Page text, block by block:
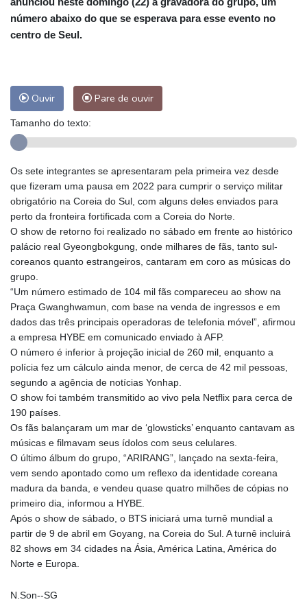
número abaixo do que se esperava para esse evento no
centro de Seul.
Ouvir Pare de ouvir
Tamanho do texto:
Os sete integrantes se apresentaram pela primeira vez desde
que fizeram uma pausa em 2022 para cumprir o serviço militar
obrigatório na Coreia do Sul, com alguns deles enviados para
perto da fronteira fortificada com a Coreia do Norte.
O show de retorno foi realizado no sábado em frente ao histórico
palácio real Gyeongbokgung, onde milhares de fãs, tanto sul-
coreanos quanto estrangeiros, cantaram em coro as músicas do
grupo.
“Um número estimado de 104 mil fãs compareceu ao show na
Praça Gwanghwamun, com base na venda de ingressos e em
dados das três principais operadoras de telefonia móvel”, afirmou
a empresa HYBE em comunicado enviado à AFP.
O número é inferior à projeção inicial de 260 mil, enquanto a
polícia fez um cálculo ainda menor, de cerca de 42 mil pessoas,
segundo a agência de notícias Yonhap.
O show foi também transmitido ao vivo pela Netflix para cerca de
190 países.
Os fãs balançaram um mar de ‘glowsticks’ enquanto cantavam as
músicas e filmavam seus ídolos com seus celulares.
O último álbum do grupo, “ARIRANG”, lançado na sexta-feira,
vem sendo apontado como um reflexo da identidade coreana
madura da banda, e vendeu quase quatro milhões de cópias no
primeiro dia, informou a HYBE.
Após o show de sábado, o BTS iniciará uma turnê mundial a
partir de 9 de abril em Goyang, na Coreia do Sul. A turnê incluirá
82 shows em 34 cidades na Ásia, América Latina, América do
Norte e Europa.
N.Son--SG